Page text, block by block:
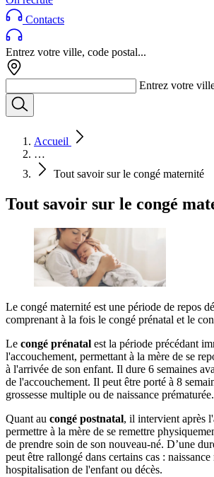
Contacts
Entrez votre ville, code postal...
Entrez votre
Accueil
…
Tout savoir sur le congé maternité
Tout savoir sur le congé
Le congé maternité est une période de repos
comprenant à la fois le congé prénatal et le
Le congé prénatal est la période précédant
l'accouchement, permettant à la mère de se
à l'arrivée de son enfant. Il dure 6 semaines
de l'accouchement. Il peut être porté à 8
grossesse multiple ou de naissance prématurée.
Quant au congé postnatal, il intervient après
permettre à la mère de se remettre
de prendre soin de son nouveau-né. D’une
peut être rallongé dans certains cas :
hospitalisation de l'enfant ou décès.